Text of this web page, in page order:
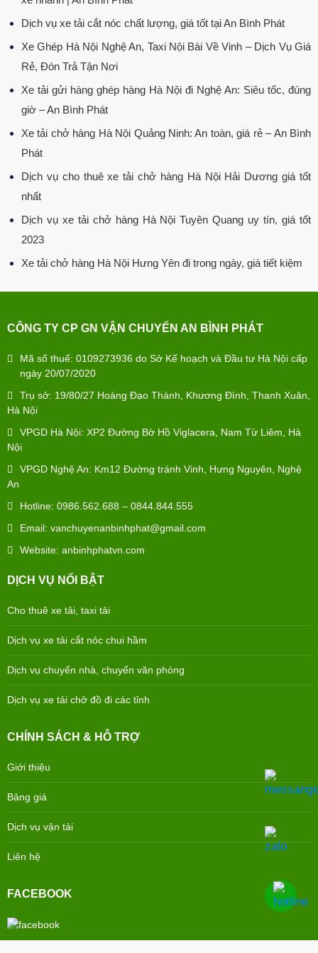
Dịch vụ xe tải cắt nóc chất lượng, giá tốt tại An Bình Phát
Xe Ghép Hà Nội Nghệ An, Taxi Nội Bài Về Vinh – Dịch Vụ Giá
Rẻ, Đón Trả Tận Nơi
Xe tải gửi hàng ghép hàng Hà Nội đi Nghệ An: Siêu tốc, đúng
giờ – An Bình Phát
Xe tải chở hàng Hà Nội Quảng Ninh: An toàn, giá rẻ – An Bình
Phát
Dịch vụ cho thuê xe tải chở hàng Hà Nội Hải Dương giá tốt
nhất
Dịch vụ xe tải chở hàng Hà Nội Tuyên Quang uy tín, giá tốt
2023
Xe tải chở hàng Hà Nội Hưng Yên đi trong ngày, giá tiết kiệm
CÔNG TY CP GN VẬN CHUYỂN AN BÌNH PHÁT
Mã số thuế: 0109273936 do Sở Kế hoạch và Đầu tư Hà Nội cấp
ngày 20/07/2020
Trụ sở: 19/80/27 Hoàng Đạo Thành, Khương Đình, Thanh Xuân,
Hà Nội
VPGD Hà Nội: XP2 Đường Bờ Hồ Viglacera, Nam Từ Liêm, Hà
Nội
VPGD Nghệ An: Km12 Đường tránh Vinh, Hưng Nguyên, Nghệ
An
Hotline: 0986.562.688 – 0844.844.555
Email: vanchuyenanbinhphat@gmail.com
Website: anbinhphatvn.com
DỊCH VỤ NỔI BẬT
Cho thuê xe tải, taxi tải
Dịch vụ xe tải cắt nóc chui hầm
Dịch vụ chuyển nhà, chuyển văn phòng
Dịch vụ xe tải chở đồ đi các tỉnh
CHÍNH SÁCH & HỖ TRỢ
Giới thiệu
Bảng giá
Dịch vụ vận tải
Liên hệ
FACEBOOK